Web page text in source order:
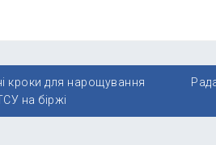
кроки для нарощування
на біржі